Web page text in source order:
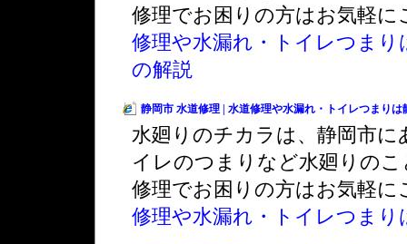
修理でお困りの方はお気軽
修理や水漏れ・トイレつまり
の解説
静岡市 水道修理 | 水道修理や水漏れ・トイレつまり
水廻りのチカラは、静岡市
イレのつまりなど水廻りの
修理でお困りの方はお気軽
修理や水漏れ・トイレつま